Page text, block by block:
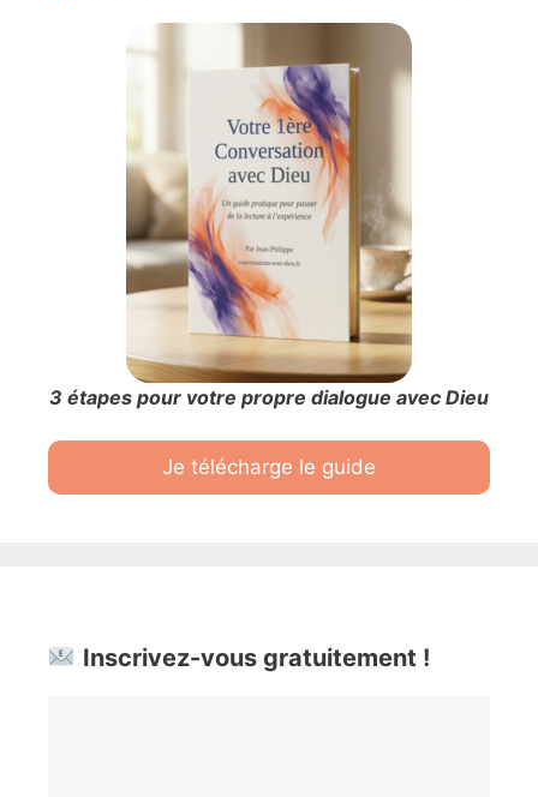
3 étapes pour votre propre dialogue avec Dieu
Je télécharge le guide
Inscrivez-vous gratuitement !